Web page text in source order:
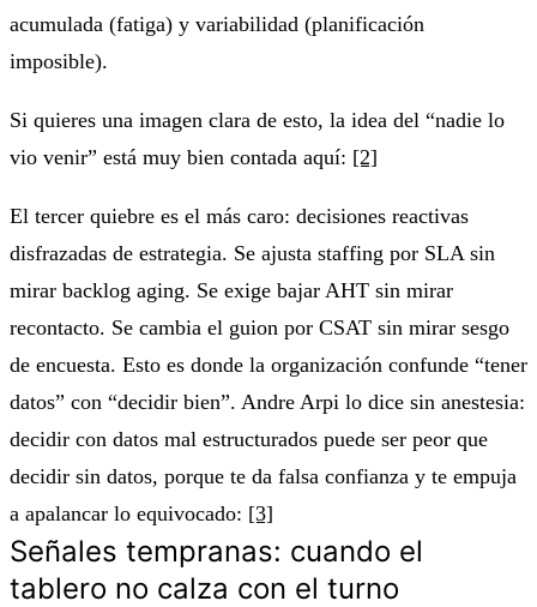
acumulada (fatiga) y variabilidad (planificación
imposible).
Si quieres una imagen clara de esto, la idea del “nadie lo
vio venir” está muy bien contada aquí: [2]
El tercer quiebre es el más caro: decisiones reactivas
disfrazadas de estrategia. Se ajusta staffing por SLA sin
mirar backlog aging. Se exige bajar AHT sin mirar
recontacto. Se cambia el guion por CSAT sin mirar sesgo
de encuesta. Esto es donde la organización confunde “tener
datos” con “decidir bien”. Andre Arpi lo dice sin anestesia:
decidir con datos mal estructurados puede ser peor que
decidir sin datos, porque te da falsa confianza y te empuja
a apalancar lo equivocado: [3]
Señales tempranas: cuando el
tablero no calza con el turno